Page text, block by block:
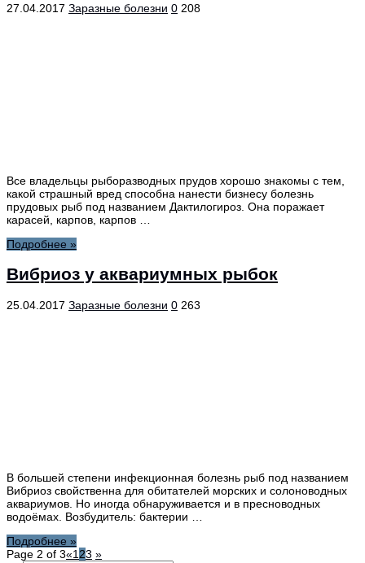
27.04.2017 Заразные болезни 0 208
Все владельцы рыборазводных прудов хорошо знакомы с тем,
какой страшный вред способна нанести бизнесу болезнь
прудовых рыб под названием Дактилогироз. Она поражает
карасей, карпов, карпов …
Подробнее »
Вибриоз у аквариумных рыбок
25.04.2017 Заразные болезни 0 263
В большей степени инфекционная болезнь рыб под названием
Вибриоз свойственна для обитателей морских и солоноводных
аквариумов. Но иногда обнаруживается и в пресноводных
водоёмах. Возбудитель: бактерии …
Подробнее »
Page 2 of 3«1 23 »